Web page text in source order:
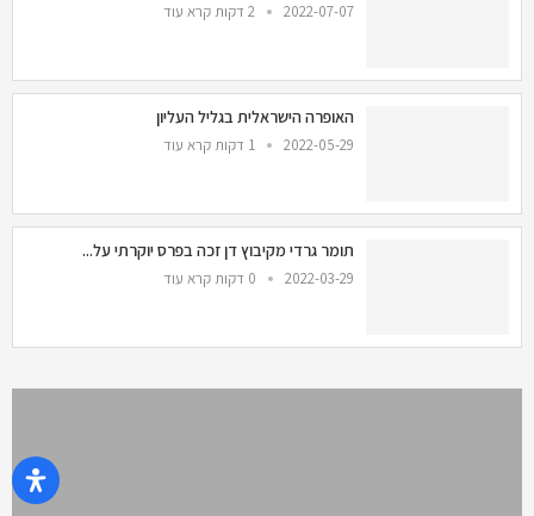
2022-07-07 2 דקות קרא עוד
האופרה הישראלית בגליל העליון
2022-05-29 1 דקות קרא עוד
תומר גרדי מקיבוץ דן זכה בפרס יוקרתי על...
2022-03-29 0 דקות קרא עוד